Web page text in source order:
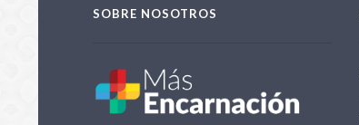
SOBRE NOSOTROS